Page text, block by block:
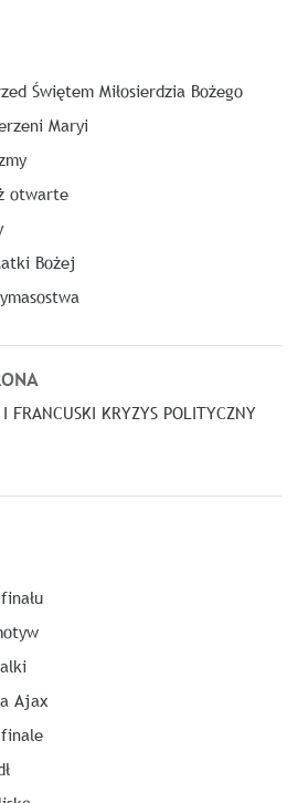
Świętem Miłosierdzia Bożego
Maryi
otwarte
Bożej
FRANCUSKI KRYZYS POLITYCZNY
Ajax